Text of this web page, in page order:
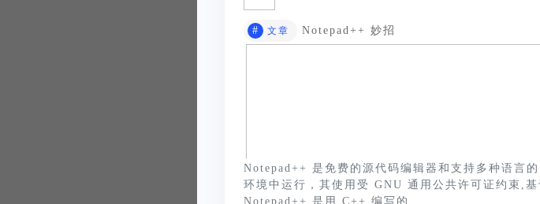
# 文章 Notepad++ 妙招
Notepad++ 是免费的源代码编辑器和支持多种语言
环境中运行，其使用受 GNU 通用公共许可证约束,
Notepad++ 是用 C++ 编写的...